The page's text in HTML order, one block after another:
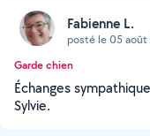
Fabienne L.
posté le 05
Garde chien
Échanges
Sylvie.